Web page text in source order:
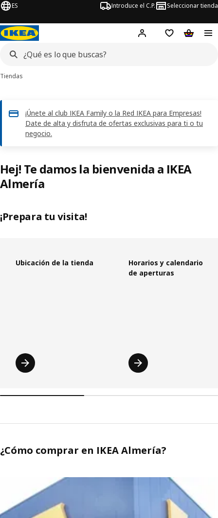
ES Introduce el C.P. Seleccionar tienda
Hej! Iniciar sesión
Lista de deseos
Carrito
Tiendas
¡Únete al club IKEA Family o la Red IKEA para Empresas!
Date de alta y disfruta de ofertas exclusivas para ti o tu
negocio.
Hej! Te damos la bienvenida a IKEA
Almería
¡Prepara tu visita!
Ubicación de la tienda
Horarios y calendario
de aperturas
¿Cómo comprar en IKEA Almería?